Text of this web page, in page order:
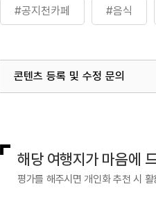
#공지천카페 #음식
콘텐츠 등록 및 수정 문의
해당 여행지가 마음에
평가를 해주시면 개인화 추천 시